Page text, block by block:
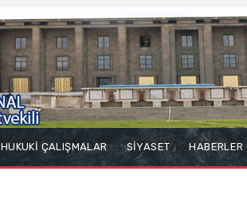
HUKUKİ ÇALIŞMALAR SİYASET HABERLER